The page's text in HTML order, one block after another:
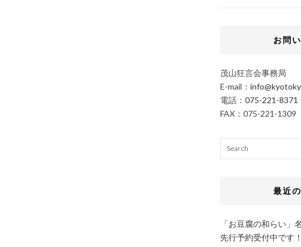
お問
茂山狂言会事務局
E-mail：
電話： 075-221-8371
FAX：075-221-1309
最近
「お豆腐の和らい」
先行予約受付中です！